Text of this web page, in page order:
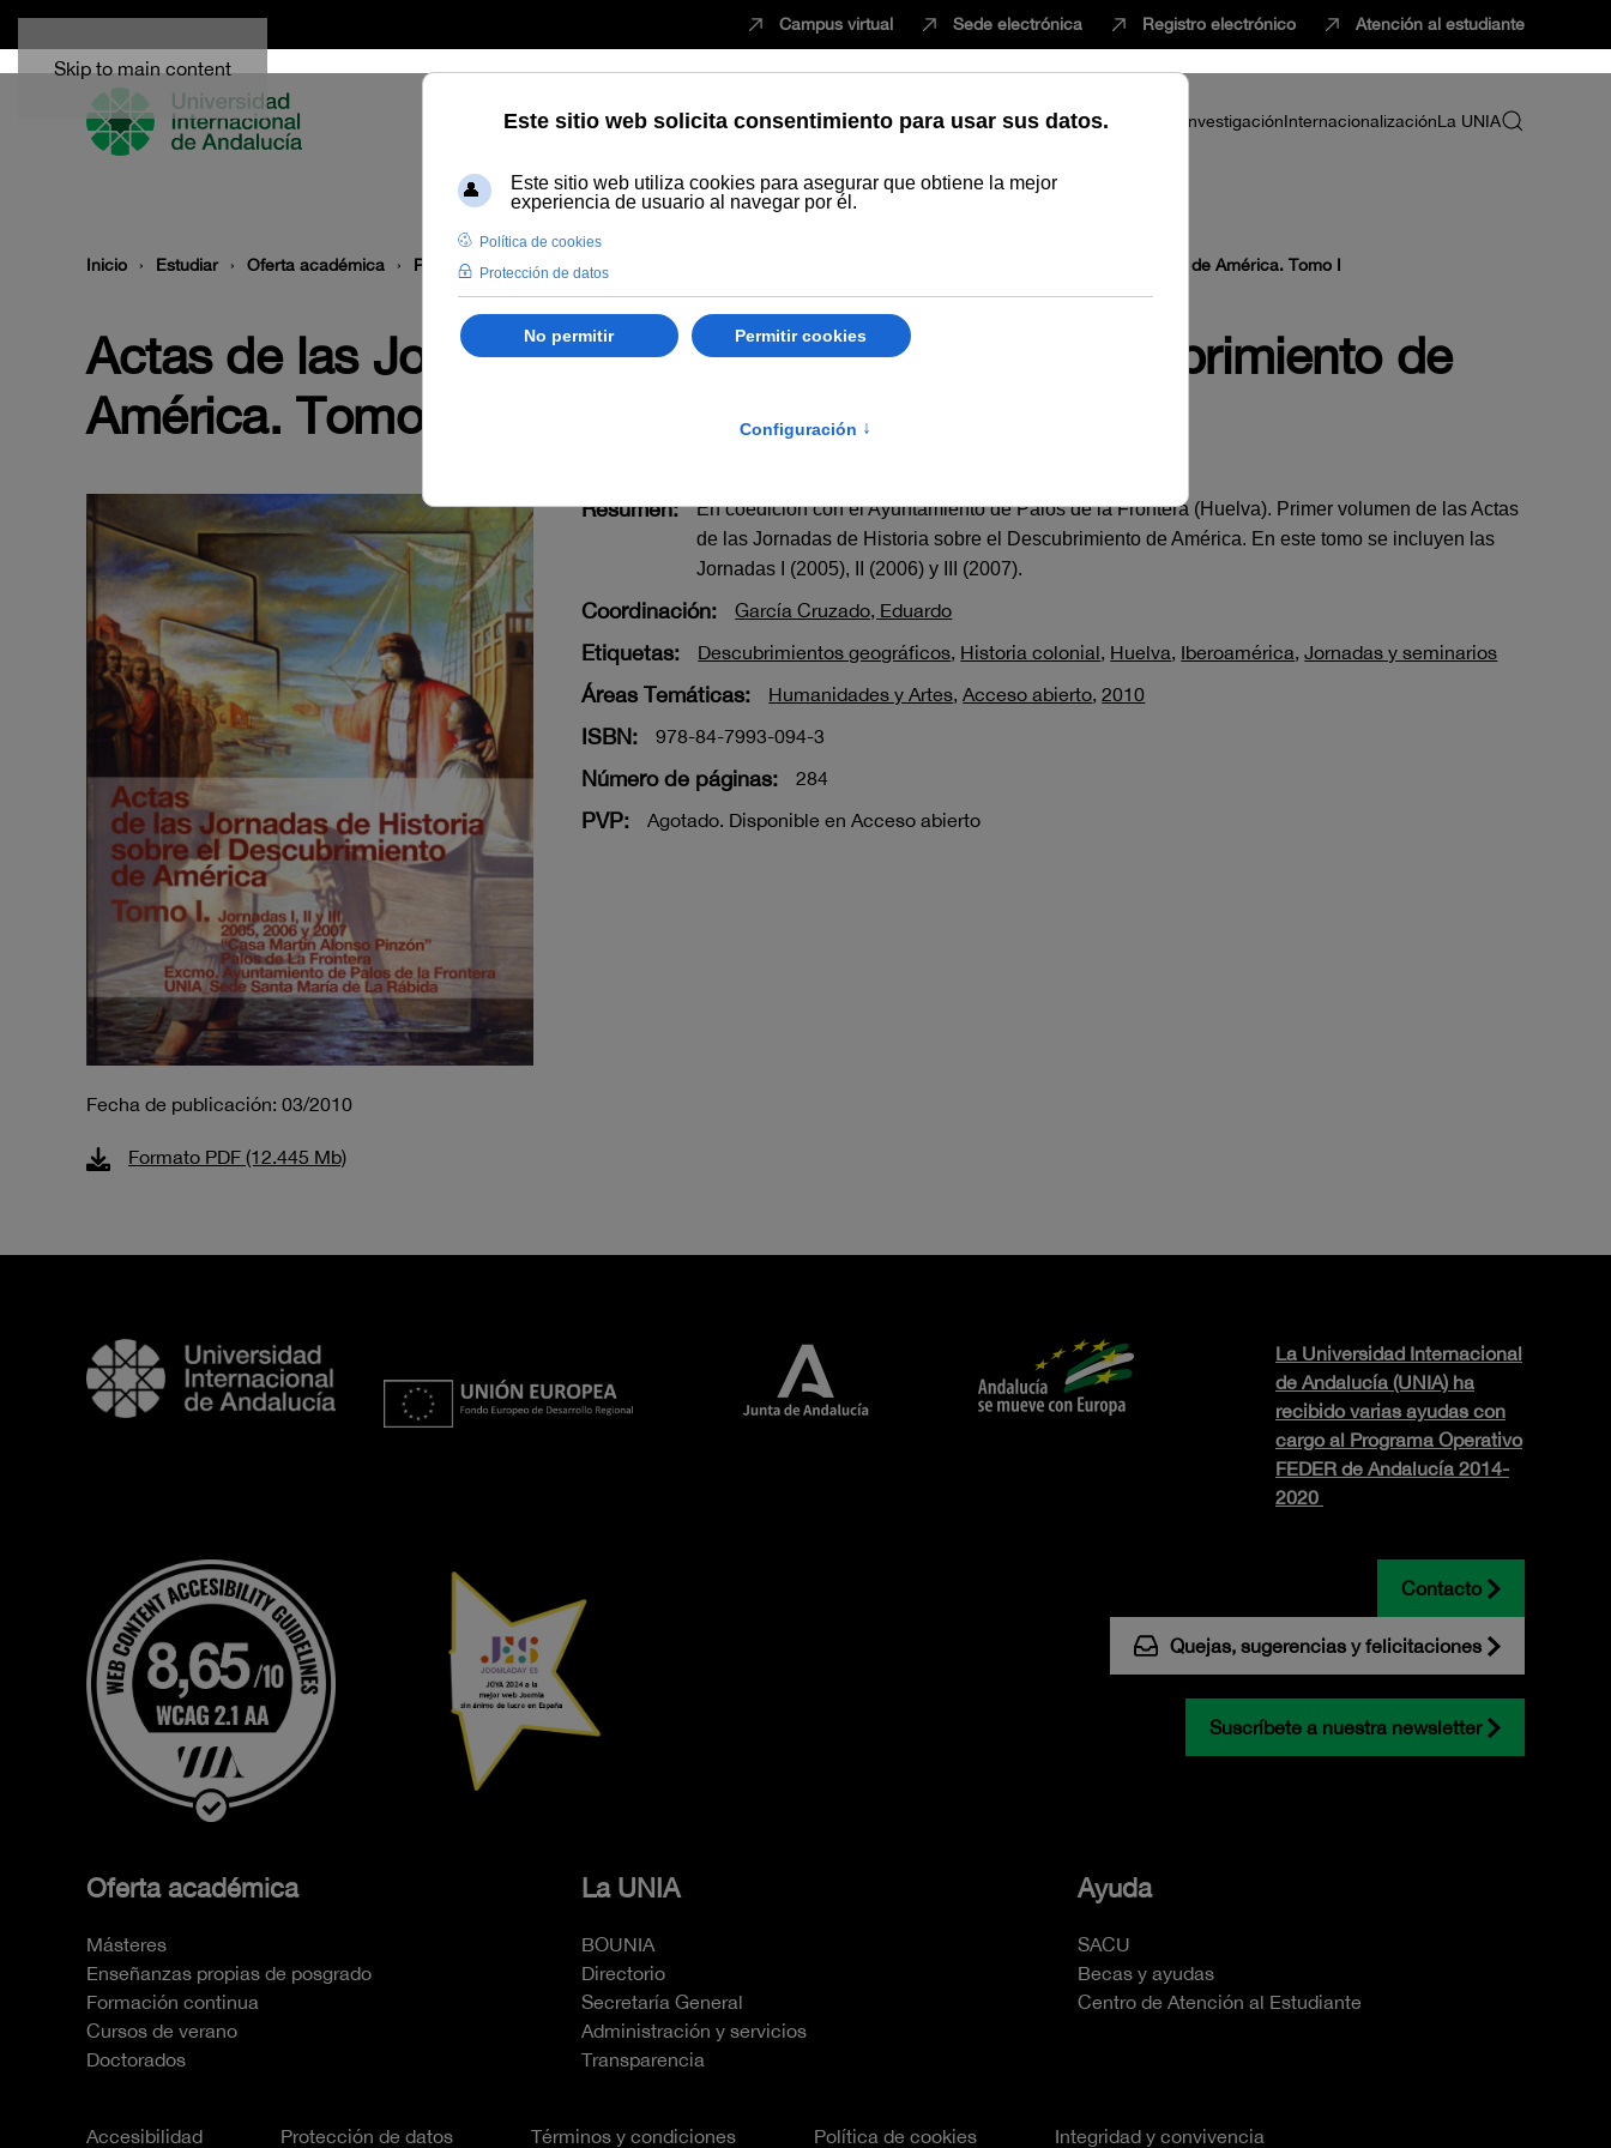
Skip to main content
Campus virtual Sede electrónica Registro electrónico Atención al estudiante
EstudiarInnovaciónVida universitariaProfesorado InvestigaciónInternacionalizaciónLa UNIA
Inicio Estudiar Oferta académica Publicaciones Humanidades y Artes Actas de las Jornadas de Historia sobre el Descubrimiento de América. Tomo I
Actas de las Jornadas de Historia sobre el Descubrimiento de
América. Tomo I
Fecha de publicación: 03/2010
Formato PDF (12.445 Mb)
Resumen:
En coedición con el Ayuntamiento de Palos de la Frontera (Huelva). Primer volumen de las Actas
de las Jornadas de Historia sobre el Descubrimiento de América. En este tomo se incluyen las
Jornadas I (2005), II (2006) y III (2007).
Coordinación: García Cruzado, Eduardo
Etiquetas: Descubrimientos geográficos, Historia colonial, Huelva, Iberoamérica,Jornadas y seminarios
Áreas Temáticas: Humanidades y Artes,Acceso abierto,2010
ISBN: 978-84-7993-094-3
Número de páginas: 284
PVP: Agotado. Disponible en Acceso abierto
La Universidad Internacional
de Andalucía (UNIA) ha
recibido varias ayudas con
cargo al Programa Operativo
FEDER de Andalucía 2014-
2020
Contacto
Quejas, sugerencias y felicitaciones
Suscríbete a nuestra newsletter
Oferta académica
Másteres
Enseñanzas propias de posgrado
Formación continua
Cursos de verano
Doctorados
La UNIA
BOUNIA
Directorio
Secretaría General
Administración y servicios
Transparencia
Ayuda
SACU
Becas y ayudas
Centro de Atención al Estudiante
Accesibilidad Protección de datos Términos y condiciones Política de cookies Integridad y convivencia